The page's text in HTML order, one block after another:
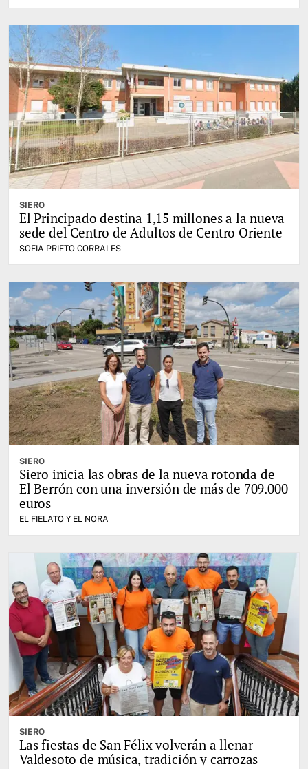
SIERO
El Principado destina 1,15 millones a la nueva
sede del Centro de Adultos de Centro Oriente
SOFIA PRIETO CORRALES
SIERO
Siero inicia las obras de la nueva rotonda de
El Berrón con una inversión de más de 709.000
euros
EL FIELATO Y EL NORA
SIERO
Las fiestas de San Félix volverán a llenar
Valdesoto de música, tradición y carrozas